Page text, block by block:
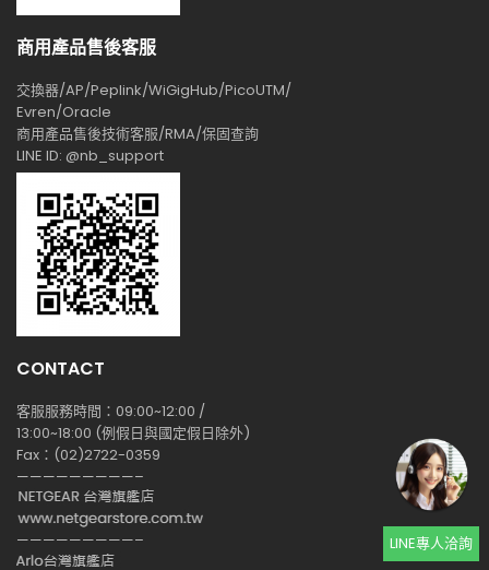
商用產品售後客服
交換器/AP/Peplink/WiGigHub/PicoUTM/
Evren/Oracle
商用產品售後技術客服/RMA/保固查詢
LINE ID: @nb_support
CONTACT
客服服務時間：09:00~12:00 /
13:00~18:00 (例假日與國定假日除外)
Fax：(02)2722-0359
—————————–
—————————– LINE專人洽詢